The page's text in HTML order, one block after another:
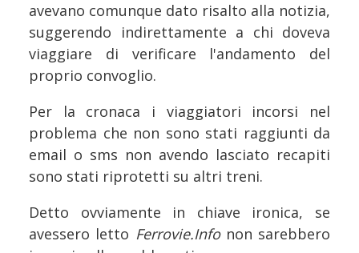
avevano comunque dato risalto alla notizia,
suggerendo indirettamente a chi doveva
viaggiare di verificare l'andamento del
proprio convoglio.
Per la cronaca i viaggiatori incorsi nel
problema che non sono stati raggiunti da
email o sms non avendo lasciato recapiti
sono stati riprotetti su altri treni.
Detto ovviamente in chiave ironica, se
avessero letto Ferrovie.Infonon sarebbero